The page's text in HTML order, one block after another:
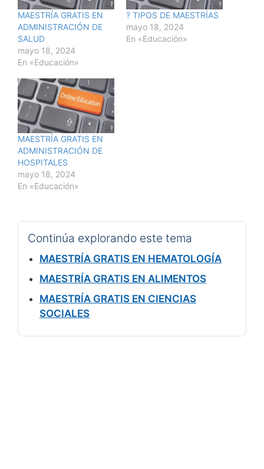
MAESTRÍA GRATIS EN
ADMINISTRACIÓN DE
SALUD
mayo 18, 2024
En «Educación»
? TIPOS DE MAESTRÍAS
mayo 18, 2024
En «Educación»
MAESTRÍA GRATIS EN
ADMINISTRACIÓN DE
HOSPITALES
mayo 18, 2024
En «Educación»
Continúa explorando este tema
MAESTRÍA GRATIS EN HEMATOLOGÍA
MAESTRÍA GRATIS EN ALIMENTOS
MAESTRÍA GRATIS EN CIENCIAS
SOCIALES